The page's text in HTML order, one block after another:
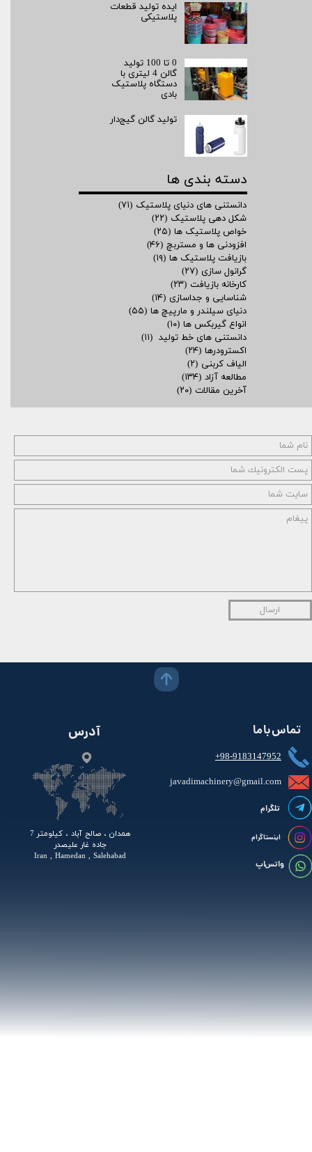
ارسال
ایده تولید قطعات
پلاستیکی
0 تا 100 تولید
گالن 4 لیتری با
دستگاه پلاستیک
بادی
تولید گالن گیج‌دار
دسته بندی ها
دانستنی های دنیای پلاستیک (۷۱)
شکل دهی پلاستیک (۲۲)
خواص پلاستیک ها (۲۵)
افزودنی ها و مستربچ (۴۶)
بازیافت پلاستیک ها (۱۹)
گرانول سازی (۲۷)
کارخانه بازیافت (۲۳)
شناسایی و جداسازی (۱۴)
دنیای سیلندر و مارپیچ ها (۵۵)
انواع گیربکس ها (۱۰)
دانستنی های خط تولید (۱۱)
اکسترودرها (۲۴)
الیاف کربنی (۲)
مطالعه آزاد (۱۳۴)
آخرین مقالات (۲۰)
+98-9183147952
همدان ، صالح آباد ، کیلومتر 7
جاده غار علیصدر
Iran , Hamedan , Salehabad
آدرس تماس با ما
اینستاگرام
javadimachinery@gmail.com​​​​​​​​
تلگرام
واتس اپ